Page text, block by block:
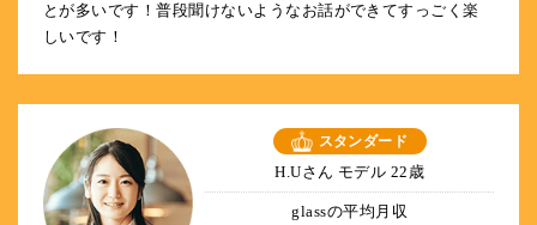
とが多いです！普段聞けないようなお話ができてすっごく楽
しいです！
スタンダード
H.Uさん モデル 22歳
glassの平均月収